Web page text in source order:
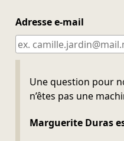
Adresse e-mail
Une question pour
n’êtes pas une
Marguerite Duras
Ne pas remplir